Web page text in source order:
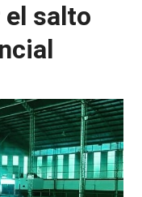
salto